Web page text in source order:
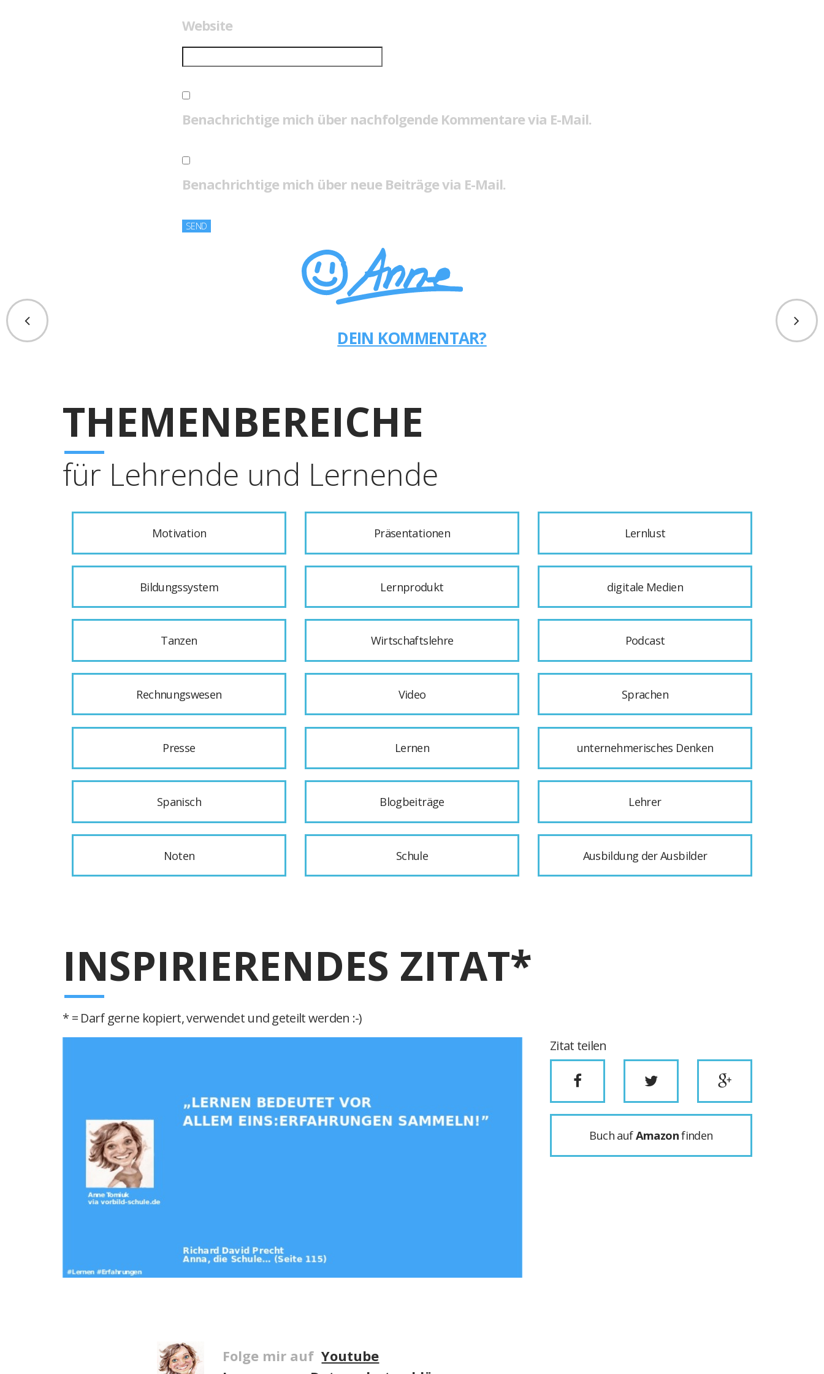
Website
Benachrichtige mich über nachfolgende Kommentare via E-Mail.
Benachrichtige mich über neue Beiträge via E-Mail.
DEIN KOMMENTAR?
THEMENBEREICHE
für Lehrende und Lernende
Motivation Präsentationen Lernlust
Bildungssystem Lernprodukt digitale Medien
Tanzen Wirtschaftslehre Podcast
Rechnungswesen Video Sprachen
Presse Lernen unternehmerisches Denken
Spanisch Blogbeiträge Lehrer
Noten Schule Ausbildung der Ausbilder
INSPIRIERENDES ZITAT*
* = Darf gerne kopiert, verwendet und geteilt werden :-)
Zitat teilen
Buch aufAmazonfinden
Folge mir auf Youtube